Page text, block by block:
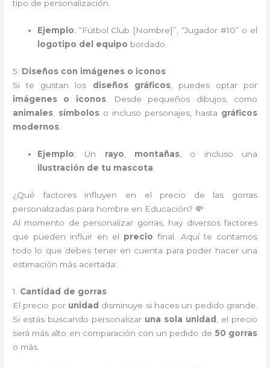
tipo de personalización.
Ejemplo: “Fútbol Club [Nombre]”, “Jugador #10” o el
logotipo del equipo bordado.
5. Diseños con imágenes o iconos
Si te gustan los diseños gráficos, puedes optar por
imágenes o iconos. Desde pequeños dibujos, como
animales
símbolos o incluso personajes, hasta gráficos
modernos
Ejemplo: Un rayo montañas , o incluso una
ilustración de tu mascota
¿Qué factores influyen en el precio de las gorras
personalizadas para hombre en Educación? 💸
Al momento de personalizar gorras, hay diversos factores
que pueden influir en el precio final. Aquí te contamos
todo lo que debes tener en cuenta para poder hacer una
estimación más acertada:
1. Cantidad de gorras
El precio por unidad disminuye si haces un pedido grande.
Si estás buscando personalizar una sola unidad , el precio
será más alto en comparación con un pedido de 50 gorras
o más.